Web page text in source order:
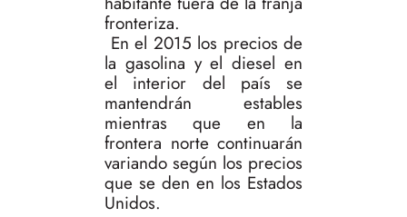
fronteriza.
En el 2015 los precios de
la gasolina y el diesel en
el interior del país se
mantendrán estables
mientras que en la
frontera norte continuarán
variando según los precios
que se den en los Estados
Unidos.